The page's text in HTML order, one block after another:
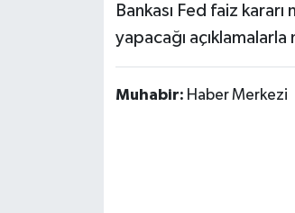
Bankası Fed faiz
yapacağı
Muhabir: Haber Merkezi
TEKNOLOJİ